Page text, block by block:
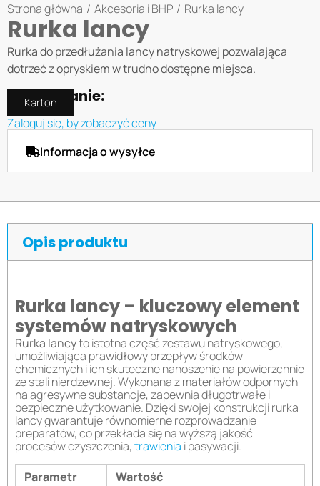
Strona główna / Akcesoria i BHP / Rurka lancy
Rurka lancy
Rurka do przedłużania lancy natryskowej pozwalająca
dotrzeć z opryskiem w trudno dostępne miejsca.
Opakowanie:
Karton
Zaloguj się, by zobaczyć ceny
Informacja o wysyłce
Opis produktu
Rurka lancy – kluczowy element
systemów natryskowych
Rurka lancyto istotna część zestawu natryskowego,
umożliwiająca prawidłowy przepływ środków
chemicznych i ich skuteczne nanoszenie na powierzchnie
ze stali nierdzewnej. Wykonana z materiałów odpornych
na agresywne substancje, zapewnia długotrwałe i
bezpieczne użytkowanie. Dzięki swojej konstrukcji rurka
lancy gwarantuje równomierne rozprowadzanie
preparatów, co przekłada się na wyższą jakość
procesów czyszczenia, trawienia i pasywacji.
Parametr
Wartość